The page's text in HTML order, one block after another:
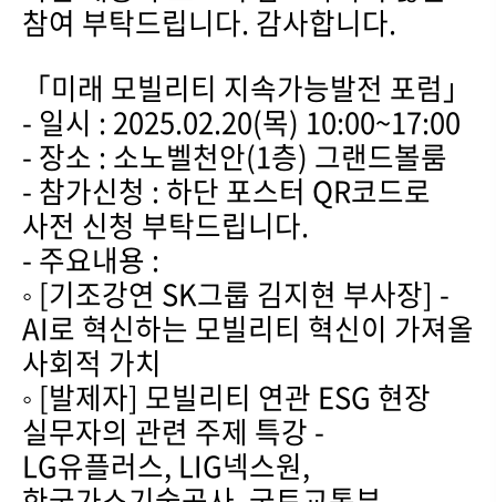
참여 부탁드립니다. 감사합니다.
「미래 모빌리티 지속가능발전 포럼」
- 일시 : 2025.02.20(목) 10:00~17:00
- 장소 : 소노벨천안(1층) 그랜드볼룸
- 참가신청 : 하단 포스터 QR코드로
사전 신청 부탁드립니다.
- 주요내용 :
◦ [기조강연 SK그룹 김지현 부사장] -
AI로 혁신하는 모빌리티 혁신이 가져올
사회적 가치
◦ [발제자] 모빌리티 연관 ESG 현장
실무자의 관련 주제 특강 -
LG유플러스, LIG넥스원,